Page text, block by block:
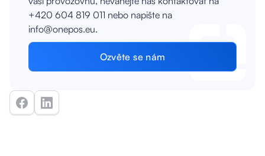
+420 604 819 011 nebo napište na
info@onepos.eu.
Ozvěte se nám